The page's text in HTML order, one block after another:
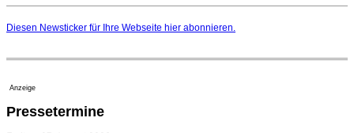
geht 2027
Kammerorchester Heilbronn: Chefdirigent Risto Joost
Opernhäuser gedenken vertriebener jüdischer
Ensemblemitglieder
Diesen Newsticker für Ihre Webseite hier abonnieren.
Anzeige
Pressetermine